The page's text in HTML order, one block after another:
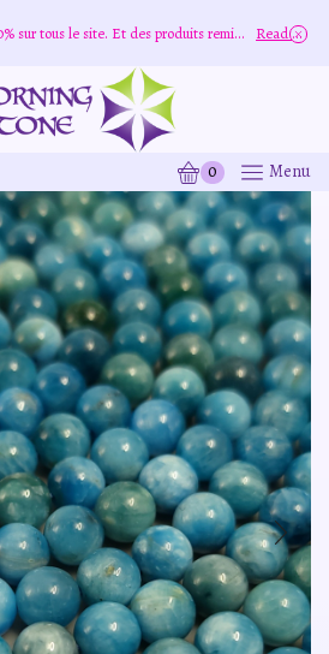
Grande promotion d'été -20% sur tous le site. Et des produits remisé indépendamment Read more
0 Menu